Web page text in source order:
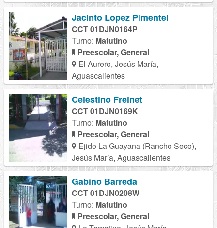
Jacinto Lopez Pimentel
CCT 01DJN0164P
Turno: Matutino
Preescolar, General
El Aurero, Jesús María,
Aguascalientes
Celestino Freinet
CCT 01DJN0169K
Turno: Matutino
Preescolar, General
Ejido La Guayana (Rancho Seco),
Jesús María, Aguascalientes
Gabino Barreda
CCT 01DJN0208W
Turno: Matutino
Preescolar, General